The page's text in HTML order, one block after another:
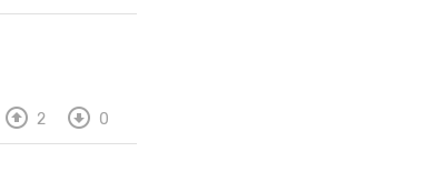
2 0